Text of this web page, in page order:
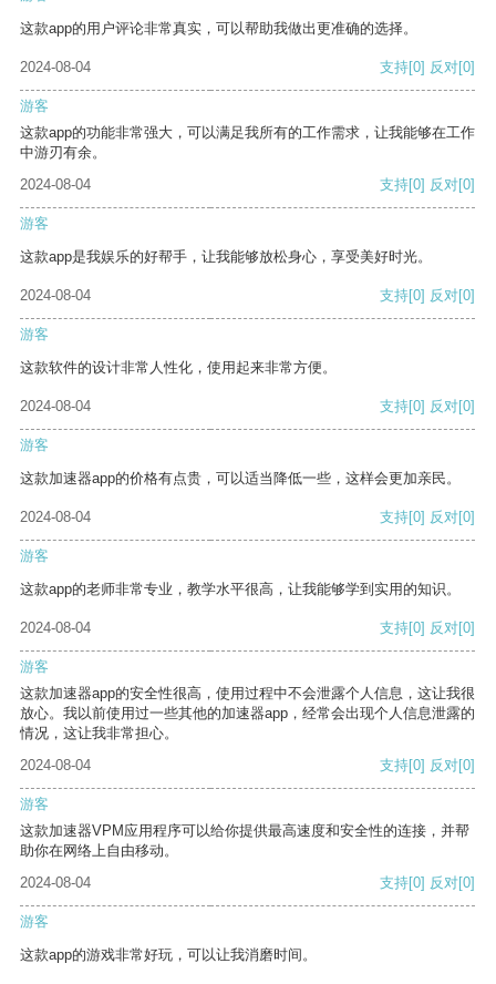
这款app的用户评论非常真实，可以帮助我做出更准确的选择。
2024-08-04 支持[0] 反对[0]
游客
这款app的功能非常强大，可以满足我所有的工作需求，让我能够在工作
中游刃有余。
2024-08-04
支持[0] 反对[0]
游客
这款app是我娱乐的好帮手，让我能够放松身心，享受美好时光。
2024-08-04 支持[0] 反对[0]
游客
这款软件的设计非常人性化，使用起来非常方便。
2024-08-04 支持[0] 反对[0]
游客
这款加速器app的价格有点贵，可以适当降低一些，这样会更加亲民。
2024-08-04 支持[0] 反对[0]
游客
这款app的老师非常专业，教学水平很高，让我能够学到实用的知识。
2024-08-04 支持[0] 反对[0]
游客
这款加速器app的安全性很高，使用过程中不会泄露个人信息，这让我很
放心。我以前使用过一些其他的加速器app，经常会出现个人信息泄露的
情况，这让我非常担心。
2024-08-04
支持[0] 反对[0]
游客
这款加速器VPM应用程序可以给你提供最高速度和安全性的连接，并帮
助你在网络上自由移动。
2024-08-04
支持[0] 反对[0]
游客
这款app的游戏非常好玩，可以让我消磨时间。